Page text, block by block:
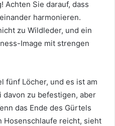
Achten Sie darauf, dass
harmonieren.
zu Wildleder, und ein
Image mit strengen
fünf Löcher, und es ist am
zu befestigen, aber
das Ende des Gürtels
Hosenschlaufe reicht, sieht